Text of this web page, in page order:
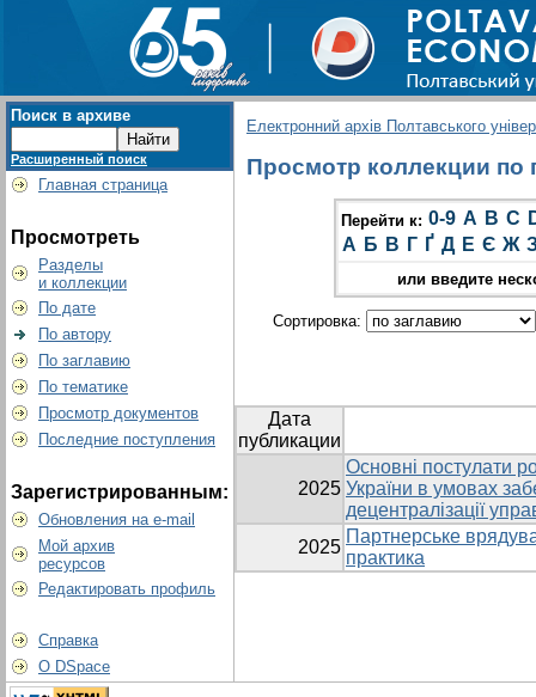
Поиск в архиве
Расширенный поиск
Главная страница
Просмотреть
Разделы
и коллекции
По дате
По автору
По заглавию
По тематике
Просмотр документов
Последние поступления
Зарегистрированным:
Обновления на e-mail
Мой архив
ресурсов
Редактировать профиль
Справка
О DSpace
Електронний архів Полтавського
Просмотр коллекции по
Перейти к: 0-9 A B C
А Б В Г Ґ Д Е Є Ж
или введите
Сортировка:
Дата
публикации
2025
Основні постулати
України в умовах
децентралізації
2025
Партнерське
практика